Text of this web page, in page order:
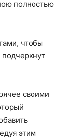
полностью
чтобы
подчеркнут
своими
этим